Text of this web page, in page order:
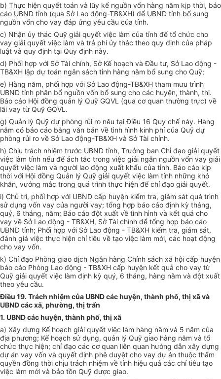
b) Thực hiện quyết toán và lũy kế nguồn vốn hàng năm kịp thời, báo
cáo UBND tỉnh (qua Sở Lao động-TB&XH) để UBND tỉnh bổ sung
nguồn vốn cho vay đáp ứng yêu cầu của tỉnh.
c) Nhận ủy thác Quỹ giải quyết việc làm của tỉnh để tổ chức cho
vay giải quyết việc làm và trả phí ủy thác theo quy định của pháp
luật và quy định tại Quy định này.
d) Phối hợp với Sở Tài chính, Sở Kế hoạch và Đầu tư, Sở Lao động -
TB&XH lập dự toán ngân sách tỉnh hàng năm bổ sung cho Quỹ;
e) Hàng năm, phối hợp với Sở Lao động-TB&XH tham mưu trình
UBND tỉnh phân bổ nguồn vốn bổ sung cho các huyện, thành, thị.
Báo cáo Hội đồng quản lý Quỹ GQVL (qua cơ quan thường trực) về
lãi vay từ Quỹ GQVL.
g) Quản lý Quỹ dự phòng rủi ro nêu tại Điều 16 Quy chế này. Hàng
năm có báo cáo bằng văn bản về tình hình kinh phí của Quỹ dự
phòng rủi ro về Sở Lao động-TB&XH và Sở Tài chính.
h) Chịu trách nhiệm trước UBND tỉnh, Trưởng ban Chỉ đạo giải quyết
việc làm tỉnh nếu để ách tắc trong việc giải ngân nguồn vốn vay giải
quyết việc làm và người lao động xuất khẩu của tỉnh. Báo cáo kịp
thời với Hội đồng Quản lý Quỹ giải quyết việc làm tỉnh những khó
khăn, vướng mắc trong quá trình thực hiện để chỉ đạo giải quyết.
i) Chủ trì, phối hợp với UBND cấp huyện kiểm tra, giám sát quá trình
sử dụng vốn vay của người vay; tổng hợp báo cáo định kỳ tháng,
quý, 6 tháng, năm; Báo cáo đột xuất về tình hình và kết quả cho
vay về Sở Lao động - TB&XH, Sở Tài chính để tổng hợp báo cáo
UBND tỉnh; Phối hợp với Sở Lao động - TB&XH kiểm tra, giám sát,
đánh giá việc thực hiện chỉ tiêu về tạo việc làm mới, các hoạt động
cho vay vốn.
k) Chỉ đạo Phòng giao dịch Ngân hàng Chính sách xã hội cấp huyện
báo cáo Phòng Lao động - TB&XH cấp huyện kết quả cho vay từ
Quỹ giải quyết việc làm định kỳ quý, 6 tháng, hàng năm và đột xuất
theo yêu cầu.
Điều 19. Trách nhiệm của UBND các huyện, thành phố, thị xã và
UBND các xã, phường, thị trấn
1. UBND các huyện, thành phố, thị xã
a) Xây dựng Kế hoạch giải quyết việc làm hàng năm và 5 năm của
địa phương; Kế hoạch sử dụng, quản lý Quỹ giao hàng năm và tổ
chức thực hiện; chỉ đạo các cơ quan liên quan hướng dẫn xây dựng
dự án vay vốn và quyết định phê duyệt cho vay dự án thuộc thẩm
quyền đồng thời chịu trách nhiệm về tính hiệu quả các chỉ tiêu tạo
việc làm mới và bảo tồn Quỹ được giao.